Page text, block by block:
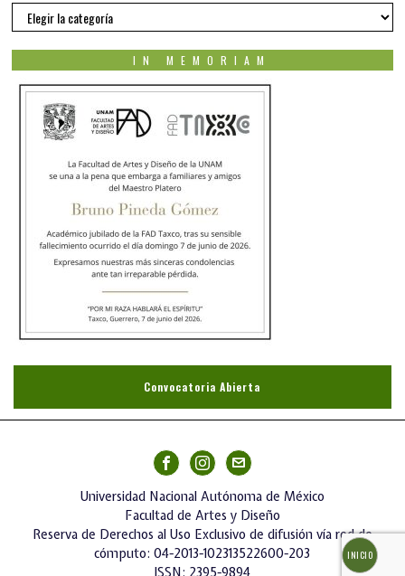
Nuestros
autores
IN MEMORIAM
Convocatoria Abierta
Universidad Nacional Autónoma de México
Facultad de Artes y Diseño
Reserva de Derechos al Uso Exclusivo de difusión vía red de
cómputo: 04-2013-102313522600-203
ISSN: 2395-9894
INICIO